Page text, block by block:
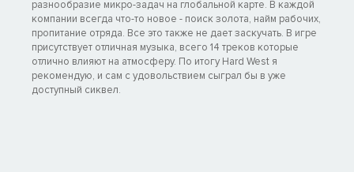
разнообразие микро-задач на глобальной карте. В каждой
компании всегда что-то новое - поиск золота, найм рабочих,
пропитание отряда. Все это также не дает заскучать. В игре
присутствует отличная музыка, всего 14 треков которые
отлично влияют на атмосферу. По итогу Hard West я
рекомендую, и сам с удовольствием сыграл бы в уже
доступный сиквел.